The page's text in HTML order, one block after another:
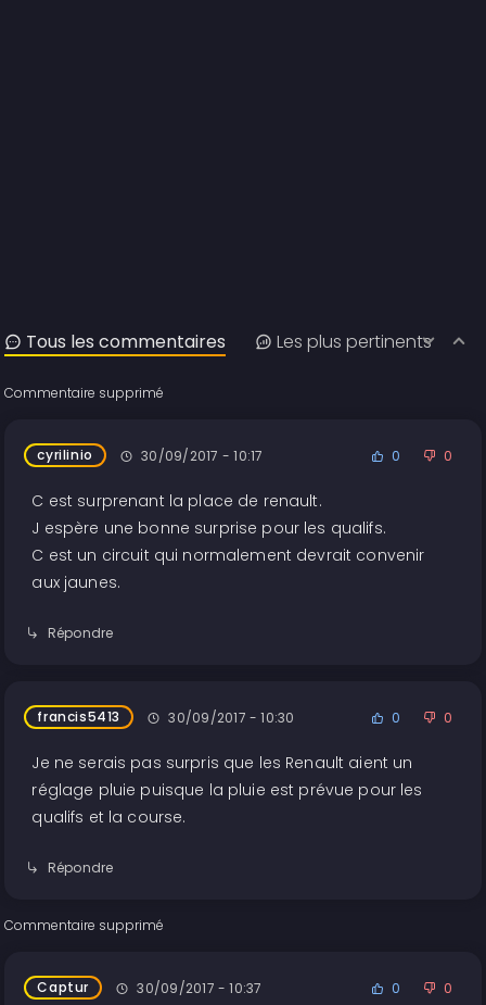
Tous les commentaires Les plus pertinents
Commentaire supprimé
cyrilinio 30/09/2017 - 10:17 0 0
C est surprenant la place de renault.
J espère une bonne surprise pour les qualifs.
C est un circuit qui normalement devrait convenir
aux jaunes.
Répondre
francis5413 30/09/2017 - 10:30 0 0
Je ne serais pas surpris que les Renault aient un
réglage pluie puisque la pluie est prévue pour les
qualifs et la course.
Répondre
Commentaire supprimé
Captur 30/09/2017 - 10:37 0 0